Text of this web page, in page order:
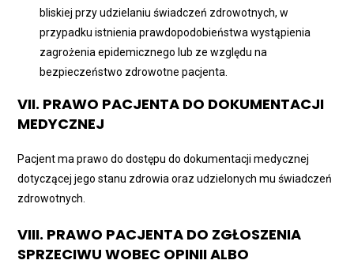
bliskiej przy udzielaniu świadczeń zdrowotnych, w
przypadku istnienia prawdopodobieństwa wystąpienia
zagrożenia epidemicznego lub ze względu na
bezpieczeństwo zdrowotne pacjenta.
VII. PRAWO PACJENTA DO DOKUMENTACJI
MEDYCZNEJ
Pacjent ma prawo do dostępu do dokumentacji medycznej
dotyczącej jego stanu zdrowia oraz udzielonych mu świadczeń
zdrowotnych.
VIII. PRAWO PACJENTA DO ZGŁOSZENIA
SPRZECIWU WOBEC OPINII ALBO